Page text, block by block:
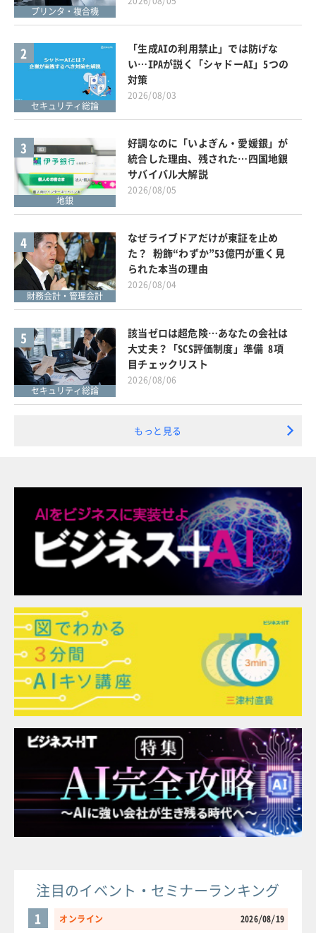
プリンタ・複合機
2
セキュリティ総論
「生成AIの利用禁止」では防げな
い…IPAが説く「シャドーAI」5つの
対策
2026/08/03
3
地銀
好調なのに「いよぎん・愛媛銀」が
統合した理由、残された…四国地銀
サバイバル大解説
2026/08/05
4
財務会計・管理会計
なぜライブドアだけが東証を止め
た？ 粉飾“わずか”53億円が重く見
られた本当の理由
2026/08/04
5
セキュリティ総論
該当ゼロは超危険…あなたの会社は
大丈夫？「SCS評価制度」準備 8項
目チェックリスト
2026/08/06
もっと見る
注目のイベント・セミナーランキング
オンライン 2026/08/19
1